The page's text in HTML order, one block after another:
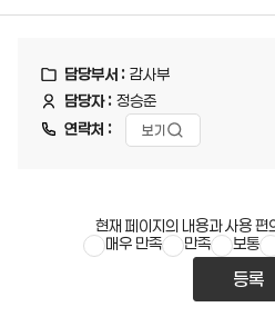
담당부서 : 감사부
담당자 : 정승준
연락처 :
보기
현재 페이지의 내용과 사용
매우 만족
만족 보통
등록